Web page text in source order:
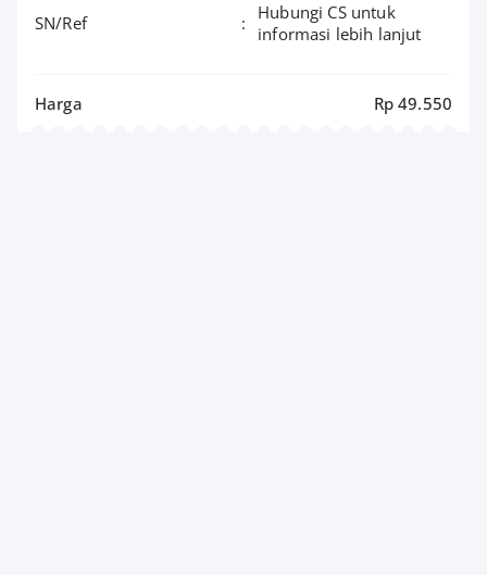
SN/Ref :
Hubungi CS untuk
informasi lebih lanjut
Harga Rp 49.550